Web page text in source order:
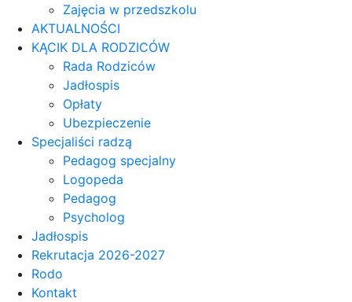
Zajęcia w przedszkolu
AKTUALNOŚCI
KĄCIK DLA RODZICÓW
Rada Rodziców
Jadłospis
Opłaty
Ubezpieczenie
Specjaliści radzą
Pedagog specjalny
Logopeda
Pedagog
Psycholog
Jadłospis
Rekrutacja 2026-2027
Rodo
Kontakt